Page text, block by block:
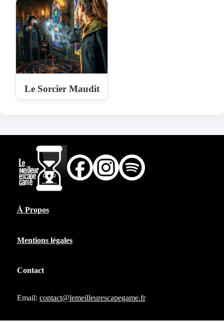
Le Sorcier Maudit
À Propos
Mentions légales
Contact
Email: contact@lemeilleurescapegame.fr